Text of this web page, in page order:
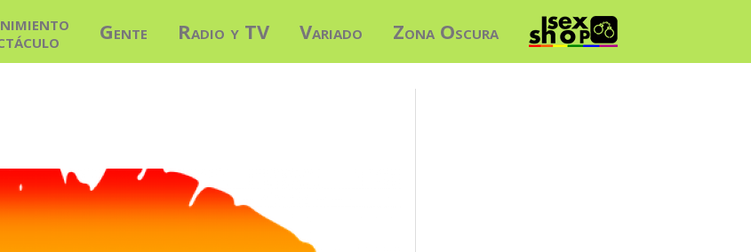
Gente Radio y TV Variado Zona Oscura